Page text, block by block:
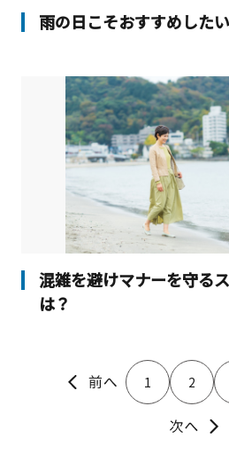
雨の日こそおすすめした
混雑を避けマナーを守る
は？
1 2